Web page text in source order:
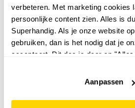
verbeteren. Met marketing cookies
persoonlijke content zien. Alles is
Superhandig. Als je onze website
gebruiken, dan is het nodig dat je
accepteert. Dit doe je door op
website niet optimaal functioneert.
Aanpassen